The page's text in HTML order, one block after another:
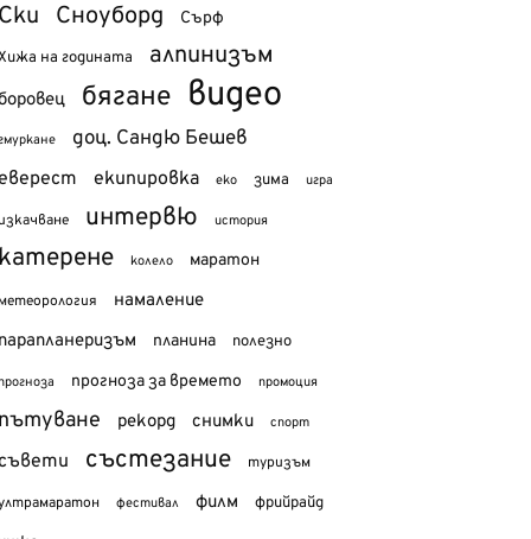
Сноуборд Сърф
на годината алпинизъм
бягане видео
доц. Сандю Бешев
екипировка еко зима игра
интервю история
колело маратон
намаление
планина полезно
прогноза за времето промоция
рекорд снимки спорт
състезание туризъм
фестивал филм фрийрайд